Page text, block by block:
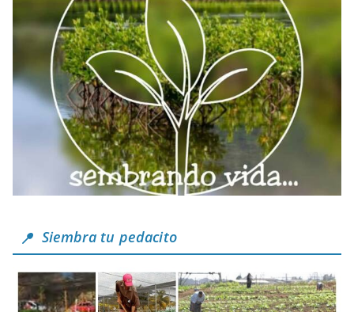
Siembra tu pedacito